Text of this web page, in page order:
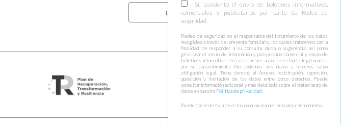
Sí, consiento el envío de boletines informativos,
comerciales y publicitarios por parte de Redes de
seguridad.
Redes de seguridad es el responsable del tratamiento de los datos
recogidos a través del presente formulario, los cuales trataremos con la
finalidad de responder a su consulta, duda o sugerencia, así como
gestionar el envío de información y prospección comercial y envío de
boletines informativos en caso que nos autorice, estando legitimados
por su consentimiento. No cedemos sus datos a terceros salvo
obligación legal. Tiene derecho al Acceso, rectificación, supresión,
oposición y limitación de los datos entre otros derechos. Puede
consultar información adicional y más detallada sobre el tratamiento de
datos en nuestra Política de privacidad
Puede darse de baja de estas comunicaciones en cualquier momento.